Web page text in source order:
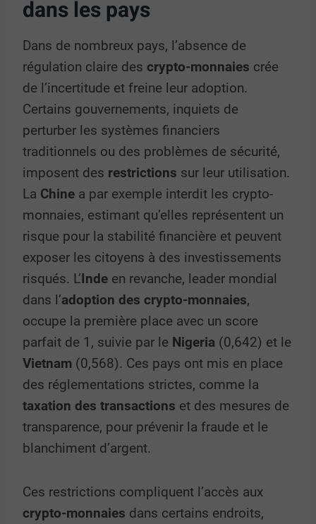
dans les pays
Dans de nombreux pays, l’absence de
régulation claire des crypto-monnaies crée
de l’incertitude et freine leur adoption.
Certains gouvernements, inquiets de
perturber les systèmes financiers
traditionnels ou des problèmes de sécurité,
imposent des restrictions sur leur utilisation.
La Chine a par exemple interdit les crypto-
monnaies, estimant qu’elles représentent un
risque pour la stabilité financière et peuvent
exposer les citoyens à des investissements
risqués. L’Inde en revanche, leader mondial
dans l’adoption des crypto-monnaies,
occupe la première place avec un score
parfait de 1, suivie par le Nigeria (0,642) et le
Vietnam (0,568). Ces pays ont mis en place
des réglementations strictes, comme la
taxation des transactions et des mesures de
transparence, pour prévenir la fraude et le
blanchiment d’argent.
Ces restrictions compliquent l’accès aux
crypto-monnaies dans certains endroits,